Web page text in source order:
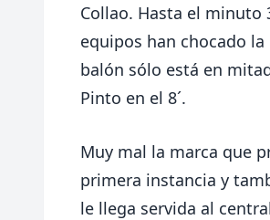
Collao. Hasta el minuto
equipos han chocado
balón sólo está en
Pinto en el 8´.
Muy mal la marca que
primera instancia y
le llega servida al